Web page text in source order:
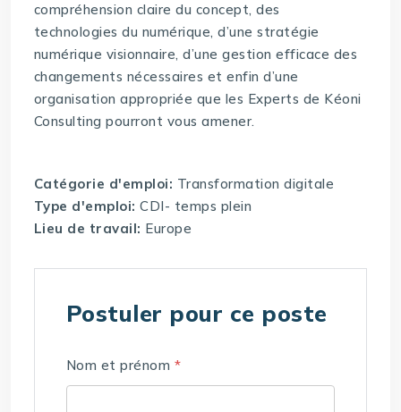
compréhension claire du concept, des
technologies du numérique, d’une stratégie
numérique visionnaire, d’une gestion efficace des
changements nécessaires et enfin d’une
organisation appropriée que les Experts de Kéoni
Consulting pourront vous amener.
Catégorie d'emploi: Transformation digitale
Type d'emploi:CDI- temps plein
Lieu de travail: Europe
Postuler pour ce poste
Nom et prénom *